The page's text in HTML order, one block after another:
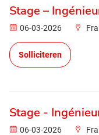
Stage –
06-03-2026
Solliciteren
Stage -
06-03-2026